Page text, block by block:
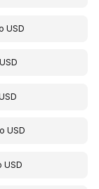
USD
USD
USD
USD